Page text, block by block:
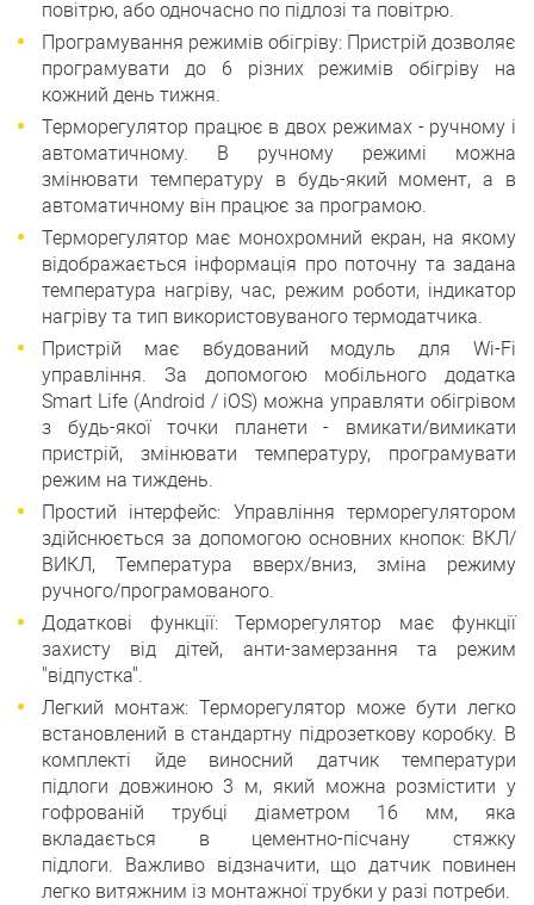
повітрю, або одночасно по підлозі та повітрю.
Програмування режимів обігріву: Пристрій дозволяє
програмувати до 6 різних режимів обігріву на
кожний день тижня.
Терморегулятор працює в двох режимах - ручному і
автоматичному. В ручному режимі можна
змінювати температуру в будь-який момент, а в
автоматичному він працює за програмою.
Терморегулятор має монохромний екран, на якому
відображається інформація про поточну та задана
температура нагріву, час, режим роботи, індикатор
нагріву та тип використовуваного термодатчика.
Пристрій має вбудований модуль для Wi-Fi
управління. За допомогою мобільного додатка
Smart Life (Android / iOS) можна управляти обігрівом
з будь-якої точки планети - вмикати/вимикати
пристрій, змінювати температуру, програмувати
режим на тиждень.
Простий інтерфейс: Управління терморегулятором
здійснюється за допомогою основних кнопок: ВКЛ/
ВИКЛ, Температура вверх/вниз, зміна режиму
ручного/програмованого.
Додаткові функції: Терморегулятор має функції
захисту від дітей, анти-замерзання та режим
"відпустка".
Легкий монтаж: Терморегулятор може бути легко
встановлений в стандартну підрозеткову коробку. В
комплекті йде виносний датчик температури
підлоги довжиною 3 м, який можна розмістити у
гофрованій трубці діаметром 16 мм, яка
вкладається в цементно-пісчану стяжку
підлоги. Важливо відзначити, що датчик повинен
легко витяжним із монтажної трубки у разі потреби.